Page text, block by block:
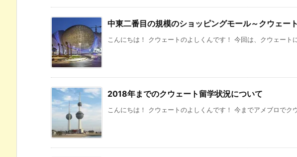
中東二番目の規模のショッピングモール～クウェー
こんにちは！ クウェートのよしくんです！ 今回は、クウェート
2018年までのクウェート留学状況について
こんにちは！ クウェートのよしくんです！ 今までアメブロでク